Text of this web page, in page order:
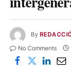
By
No Comments